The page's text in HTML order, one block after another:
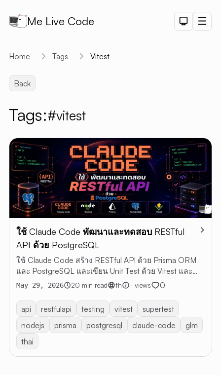
Me Live Code
DEMO
PET
CHART
DEMO
ABOUT
Dark
Home Tags Vitest
Back
Tags:#vitest
ใช้ Claude Code พัฒนาและทดสอบ RESTful
API ด้วย PostgreSQL
ใช้ Claude Code สร้าง RESTful API ด้วย Prisma ORM
และ PostgreSQL และเขียน Unit Test ด้วย Vitest และ
Supertest
May 29, 2026 20 min read th - views 0
api restfulapi testing vitest
supertest
nodejs
prisma postgresql claude-code
glm
thai